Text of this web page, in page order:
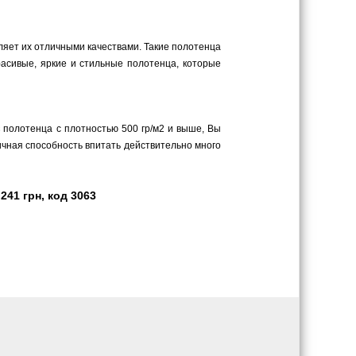
их отличными качествами. Такие полотенца
яркие и стильные полотенца, которые
полотенца с плотностью 500 гр/м2 и выше, Вы
способность впитать действительно много
грн, код 3063